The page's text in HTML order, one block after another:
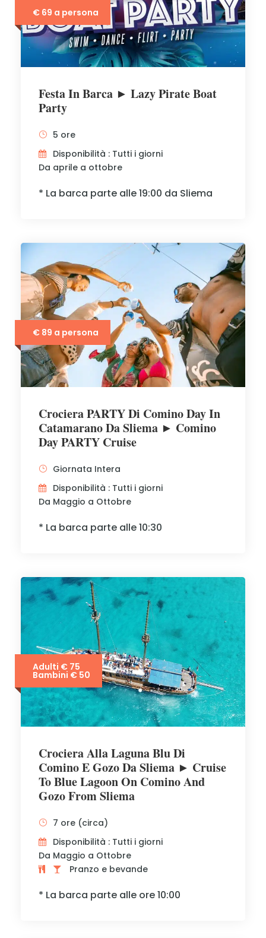
€ 69 a persona
Festa In Barca ► Lazy Pirate Boat
Party
5 ore
Disponibilità : Tutti i giorni
Da aprile a ottobre
* La barca parte alle 19:00 da Sliema
€ 89 a persona
Crociera PARTY Di Comino Day In
Catamarano Da Sliema ► Comino
Day PARTY Cruise
Giornata Intera
Disponibilità : Tutti i giorni
Da Maggio a Ottobre
* La barca parte alle 10:30
Adulti € 75
Bambini € 50
Crociera Alla Laguna Blu Di
Comino E Gozo Da Sliema ► Cruise
To Blue Lagoon On Comino And
Gozo From Sliema
7 ore (circa)
Disponibilità : Tutti i giorni
Da Maggio a Ottobre
Pranzo e bevande
* La barca parte alle ore 10:00